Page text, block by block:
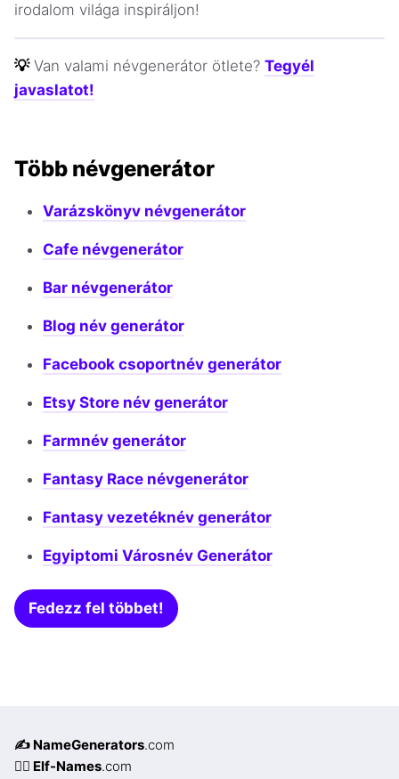
irodalom világa inspiráljon!
💡 Van valami névgenerátor ötlete? Tegyél
javaslatot!
Több névgenerátor
Varázskönyv névgenerátor
Cafe névgenerátor
Bar névgenerátor
Blog név generátor
Facebook csoportnév generátor
Etsy Store név generátor
Farmnév generátor
Fantasy Race névgenerátor
Fantasy vezetéknév generátor
Egyiptomi Városnév Generátor
Fedezz fel többet!
✍️ NameGenerators.com
🧝‍♀️ Elf-Names.com